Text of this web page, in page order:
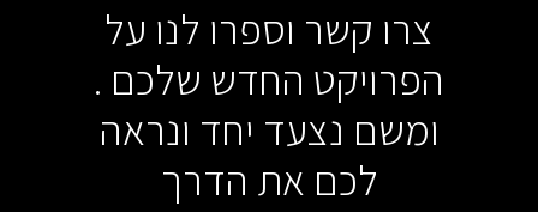
צרו קשר וספרו לנו על
הפרויקט החדש שלכם .
ומשם נצעד יחד ונראה
לכם את הדרך